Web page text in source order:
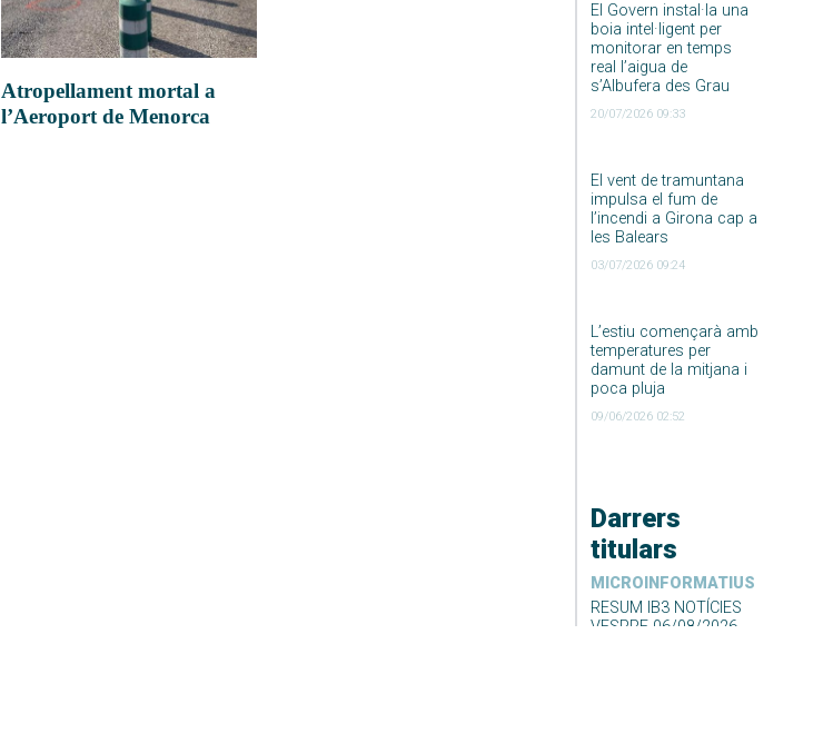
El Govern instal·la una
boia intel·ligent per
monitorar en temps
real l’aigua de
s’Albufera des Grau
20/07/2026 09:33
El vent de tramuntana
impulsa el fum de
l’incendi a Girona cap a
les Balears
03/07/2026 09:24
L’estiu començarà amb
temperatures per
damunt de la mitjana i
poca pluja
09/06/2026 02:52
Darrers
titulars
MICROINFORMATIUS
RESUM IB3 NOTÍCIES
VESPRE 06/08/2026
Atropellament mortal a
l’Aeroport de Menorca